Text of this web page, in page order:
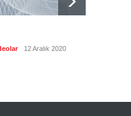
12 Aralık 2020